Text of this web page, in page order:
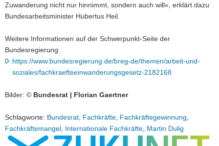
Zuwanderung nicht nur hinnimmt, sondern auch will«, erklärt dazu
Bundesarbeitsminister Hubertus Heil.
Weitere Informationen auf der Schwerpunkt-Seite der
Bundesregierung:
https://www.bundesregierung.de/breg-de/themen/arbeit-und-
soziales/fachkraefteeinwanderungsgesetz-2182168
Bilder: © Bundesrat | Florian Gaertner
Schlagworte: Bundesrat Fachkräfte Fachkräftegewinnung
Fachkräftemangel Internationale Fachkräfte Martin Dulig